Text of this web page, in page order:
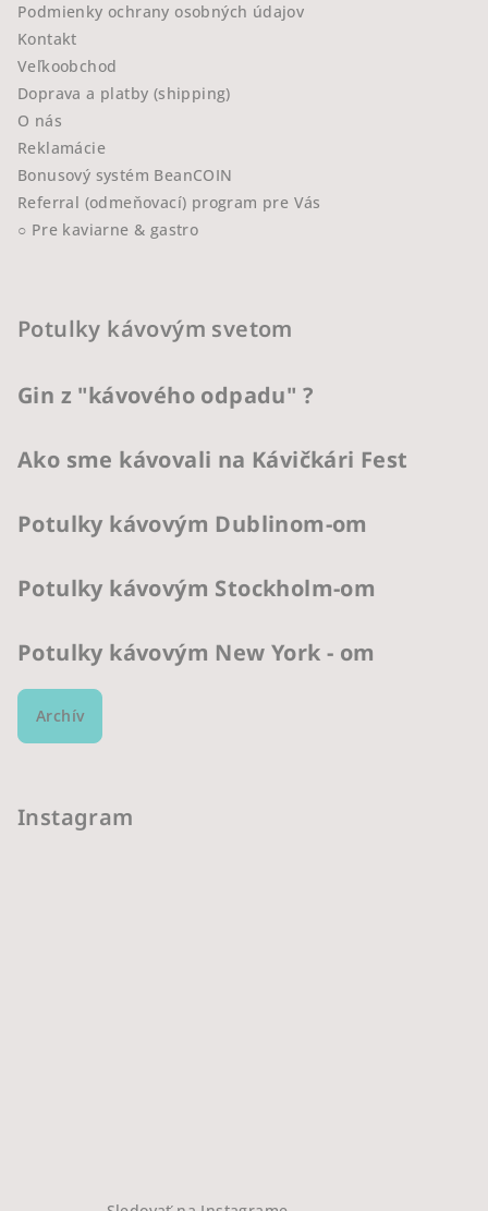
Podmienky ochrany osobných údajov
Kontakt
Veľkoobchod
Doprava a platby (shipping)
O nás
Reklamácie
Bonusový systém BeanCOIN
Referral (odmeňovací) program pre Vás
○ Pre kaviarne & gastro
Potulky kávovým svetom
Gin z "kávového odpadu" ?
Ako sme kávovali na Kávičkári Fest
Potulky kávovým Dublinom-om
Potulky kávovým Stockholm-om
Potulky kávovým New York - om
Archív
Instagram